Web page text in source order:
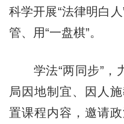
科学开展“法律明白
管、用“一盘棋”。
学法“两同步”，力
局因地制宜、因人
置课程内容，邀请